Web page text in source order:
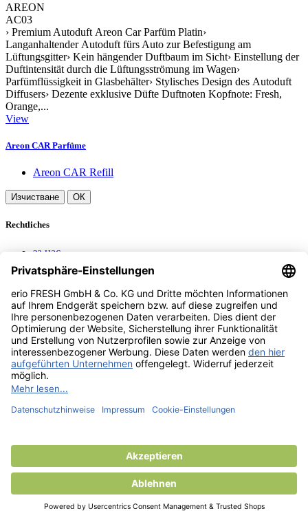
AREON
AC03
› Premium Autoduft Areon Car Parfüm Platin›
Langanhaltender Autoduft fürs Auto zur Befestigung am
Lüftungsgitter› Kein hängender Duftbaum im Sicht› Einstellung der
Duftintensität durch die Lüftungsströmung im Wagen›
Parfümflüssigkeit in Glasbehälter› Stylisches Design des Autoduft
Diffusers› Dezente exklusive Düfte Duftnoten Kopfnote: Fresh,
Orange,...
View
Areon CAR Parfüme
Areon CAR Refill
Изчистване ОК
Rechtliches
за нас
общи условия
правен отпечатък
защита на лични данни
Kundenservice
Контакти
Магазини
Produktbereich
CAR WASH
Nayax Cashless
erio FRESH GmbH & Co. KG